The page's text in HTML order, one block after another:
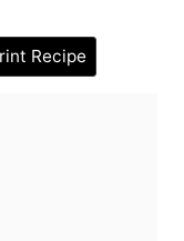
Recipe